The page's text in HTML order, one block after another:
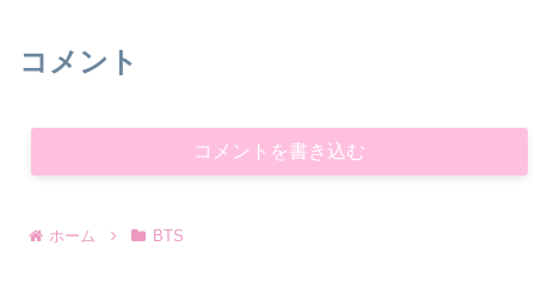
コメント
コメントを書き込む
ホーム BTS